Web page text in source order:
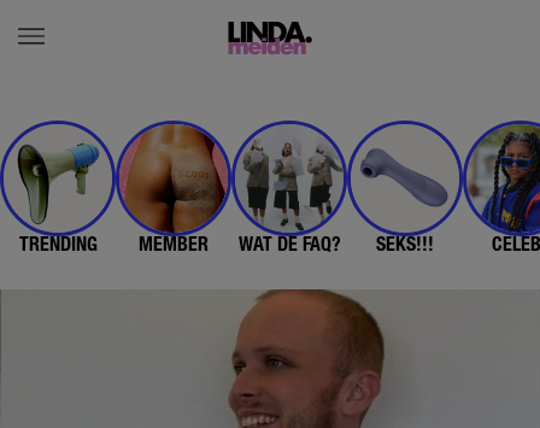
TRENDING MEMBER WAT DE FAQ? SEKS!!!